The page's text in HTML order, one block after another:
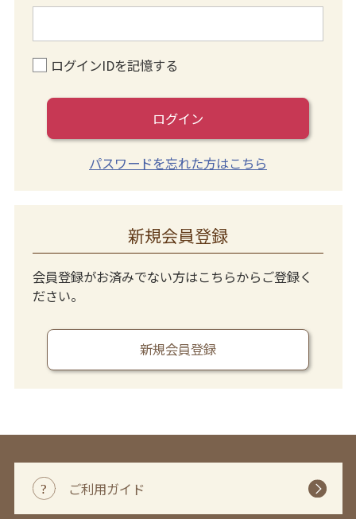
ログインIDを記憶する
ログイン
パスワードを忘れた方はこちら
新規会員登録
会員登録がお済みでない方はこちらからご登録く
ださい。
新規会員登録
ご利用ガイド